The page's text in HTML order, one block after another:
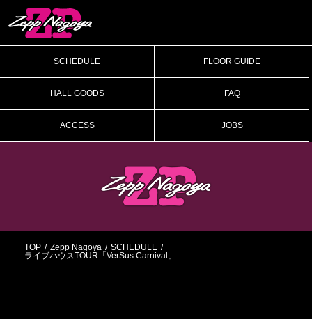
SCHEDULE FLOOR GUIDE
HALL GOODS FAQ
ACCESS JOBS
TOP Zepp Nagoya
SCHEDULE
ライブハウスTOUR「VerSus Carnival」